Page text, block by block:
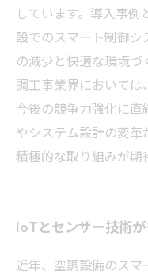
しています。導入事
設でのスマート制御
の減少と快適な環境
調工事業界において
今後の競争力強化に
やシステム設計の変
積極的な取り組みが期
IoTとセンサー技術
近年、空調設備のス